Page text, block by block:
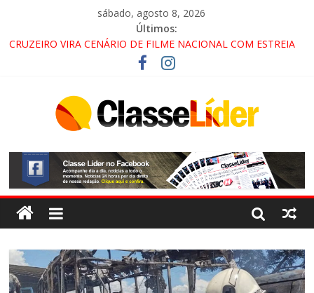
sábado, agosto 8, 2026
Últimos:
CRUZEIRO VIRA CENÁRIO DE FILME NACIONAL COM ESTREIA
PROMOTOR DO GAECO
ACESSO À APARECIDA NA DUTRA SERÁ BLOQUEADO NO FIM
ALTERNATIVAS
LORENA, PINDAMONHANGABA E QUELUZ NA RETA FINAL
PELA FÁBRICA DA COCA-COLA!